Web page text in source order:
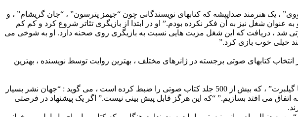
، یک هنرمند صداپیشه که کتابهای نویسندگانی چون “جیمز پترسون” ، “جان گریشام” ، و
شغل نیز به آن فکر نکرده بودم.” او در ابتدا از بازیگری تئاتر شروع کرد و کم کم
شد ، دریافت که این شغل مزیت هایی نسبت به بازیگری روی صحنه دارد. او به شوخی می
خیلی خوب بازی کرد.”
کتابهای صوتی برجسته در ژانرهای مختلف ، بهترین روایت توسط نویسنده ، بهترین
بعضی اوقات برای گویندگی یک کتاب صوتی چند هفته فرصت داده می شود ، اما این بهترین حالت است. “تاویا گیلبرت” ، كه بیش از 500 جلد کتاب صوتی را ضبط كرده است ، می گوید : “جهان نشر بسیار
اتفاق می افتد بسازیم.” “که این هرگز قابل پیش بینی نیست.” اگر یک پیشنهاد در فرصتی